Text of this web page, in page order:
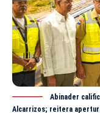
Abinader
Alcarrizos; reitera